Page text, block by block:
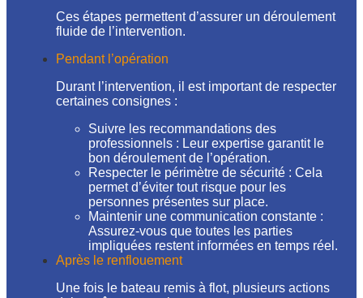
Ces étapes permettent d’assurer un déroulement
fluide de l’intervention.
Pendant l’opération
Durant l’intervention, il est important de respecter
certaines consignes :
Suivre les recommandations des
professionnels : Leur expertise garantit le
bon déroulement de l’opération.
Respecter le périmètre de sécurité : Cela
permet d’éviter tout risque pour les
personnes présentes sur place.
Maintenir une communication constante :
Assurez-vous que toutes les parties
impliquées restent informées en temps réel.
Après le renflouement
Une fois le bateau remis à flot, plusieurs actions